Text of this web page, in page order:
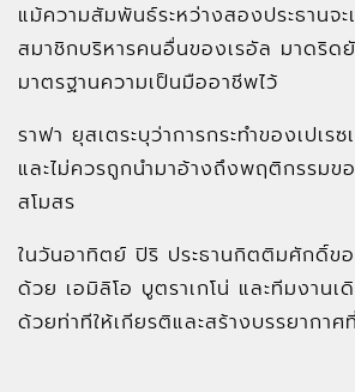
แม้ความสัมพันธ์ระหว่างสองประธานจะ
สมาชิกบริหารคนอื่นของเรอัล มาดริด
มาตรฐานความเป็นมืออาชีพไว้
ราฟา ยุสเตระบุว่าการกระทำของเปเร
และไม่ควรถูกนำมาอ้างถึงพฤติกรรมข
สโมสร
ในวันอาทิตย์ ปิริ ประธานกิตติมศักดิ์ข
ด้วย เอมิลิโอ บูตราเกโน่ และทีมงานเ
ด้วยท่าทีให้เกียรติและสร้างบรรยากา